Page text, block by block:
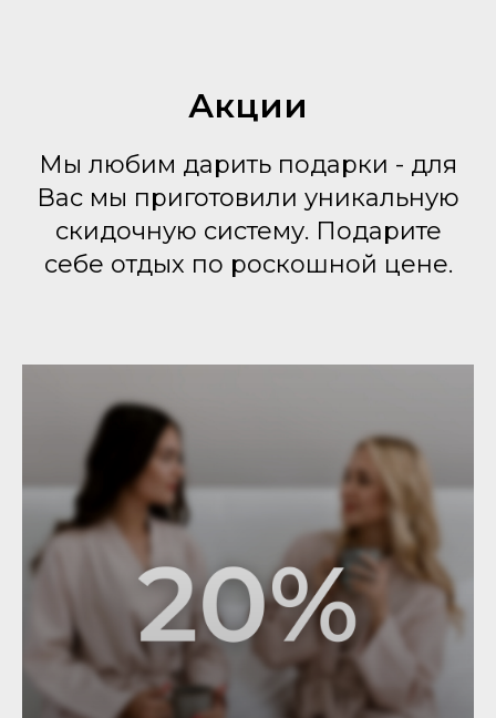
Акции
Мы любим дарить подарки - для
Вас мы приготовили уникальную
скидочную систему. Подарите
себе отдых по роскошной цене.